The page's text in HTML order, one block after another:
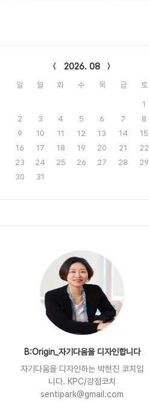
2026. 08
일 월 화 수 목 금 토
1
2
3 4 5 6 7
8
9
10 11 12 13 14
15
16
17 18 19 20 21
22
23
24 25 26 27 28
29
30
31
B:Origin_자기다움을 디자인합니다
자기다움을 디자인하는 박현진 코치입
니다. KPC/강점코치
sentipark@gmail.com